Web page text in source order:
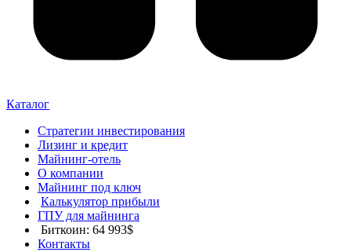
Каталог
Стратегии инвестирования
Лизинг и кредит
Майнинг-отель
О компании
Майнинг под ключ
Калькулятор прибыли
ГПУ для майнинга
Биткоин: 64 993$
Контакты